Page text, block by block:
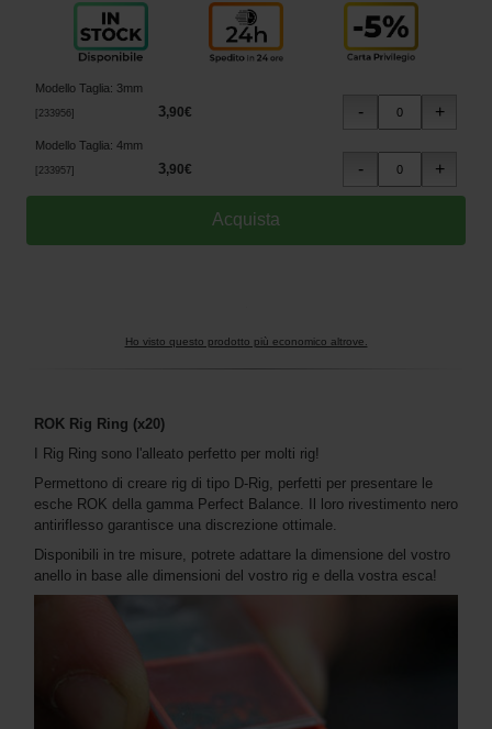
Modello Taglia: 3mm
233956] 3,90€
Modello Taglia: 4mm
233957] 3,90€
Ho visto questo prodotto più economico altrove.
ROK Rig Ring (x20)
I Rig Ring sono l'alleato perfetto per molti rig!
Permettono di creare rig di tipo D-Rig, perfetti per presentare le
esche ROK della gamma Perfect Balance. Il loro rivestimento nero
antiriflesso garantisce una discrezione ottimale.
Disponibili in tre misure, potrete adattare la dimensione del vostro
anello in base alle dimensioni del vostro rig e della vostra esca!